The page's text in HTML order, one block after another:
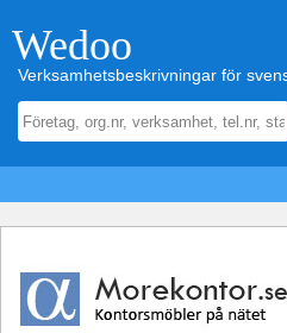
Wedoo
Verksamhetsbeskrivningar för